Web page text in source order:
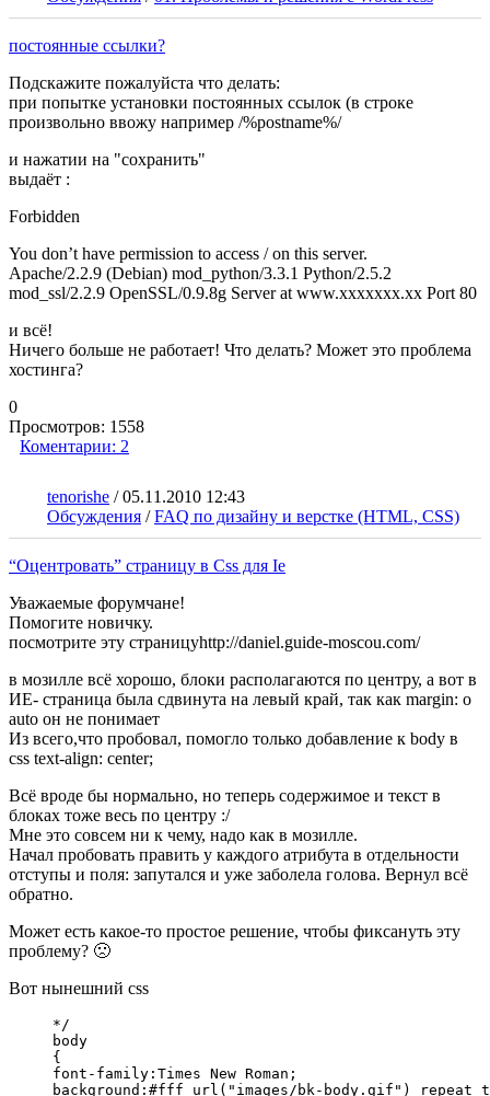
постоянные ссылки?
Подскажите пожалуйста что делать:
при попытке установки постоянных ссылок (в строке
произвольно ввожу например /%postname%/
и нажатии на "сохранить"
выдаёт :
Forbidden
You don’t have permission to access / on this server.
Apache/2.2.9 (Debian) mod_python/3.3.1 Python/2.5.2
mod_ssl/2.2.9 OpenSSL/0.9.8g Server at www.xxxxxxx.xx Port 80
и всё!
Ничего больше не работает! Что делать? Может это проблема
хостинга?
0
Просмотров: 1558
Коментарии: 2
tenorishe /05.11.2010 12:43
Обсуждения /FAQ по дизайну и верстке (HTML, CSS)
“Оцентровать” страницу в Css для Ie
Уважаемые форумчане!
Помогите новичку.
посмотрите эту страницуhttp://daniel.guide-moscou.com/
в мозилле всё хорошо, блоки располагаются по центру, а вот в
ИЕ- страница была сдвинута на левый край, так как margin: o
auto он не понимает
Из всего,что пробовал, помогло только добавление к body в
css text-align: center;
Всё вроде бы нормально, но теперь содержимое и текст в
блоках тоже весь по центру :/
Мне это совсем ни к чему, надо как в мозилле.
Начал пробовать править у каждого атрибута в отдельности
отступы и поля: запутался и уже заболела голова. Вернул всё
обратно.
Может есть какое-то простое решение, чтобы фиксануть эту
проблему? 🙁
Вот нынешний css
*/
body
{
font-family:Times New Roman;
background:#fff url("images/bk-body.gif") repeat